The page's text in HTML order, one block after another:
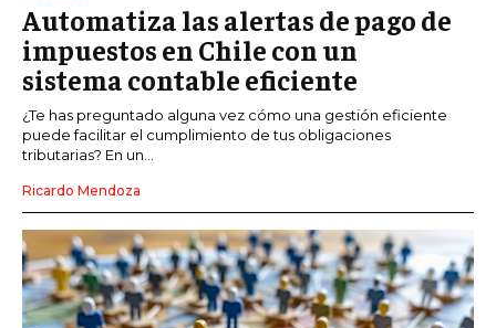
Automatiza las alertas de pago de
impuestos en Chile con un
sistema contable eficiente
¿Te has preguntado alguna vez cómo una gestión eficiente
puede facilitar el cumplimiento de tus obligaciones
tributarias? En un...
Ricardo Mendoza